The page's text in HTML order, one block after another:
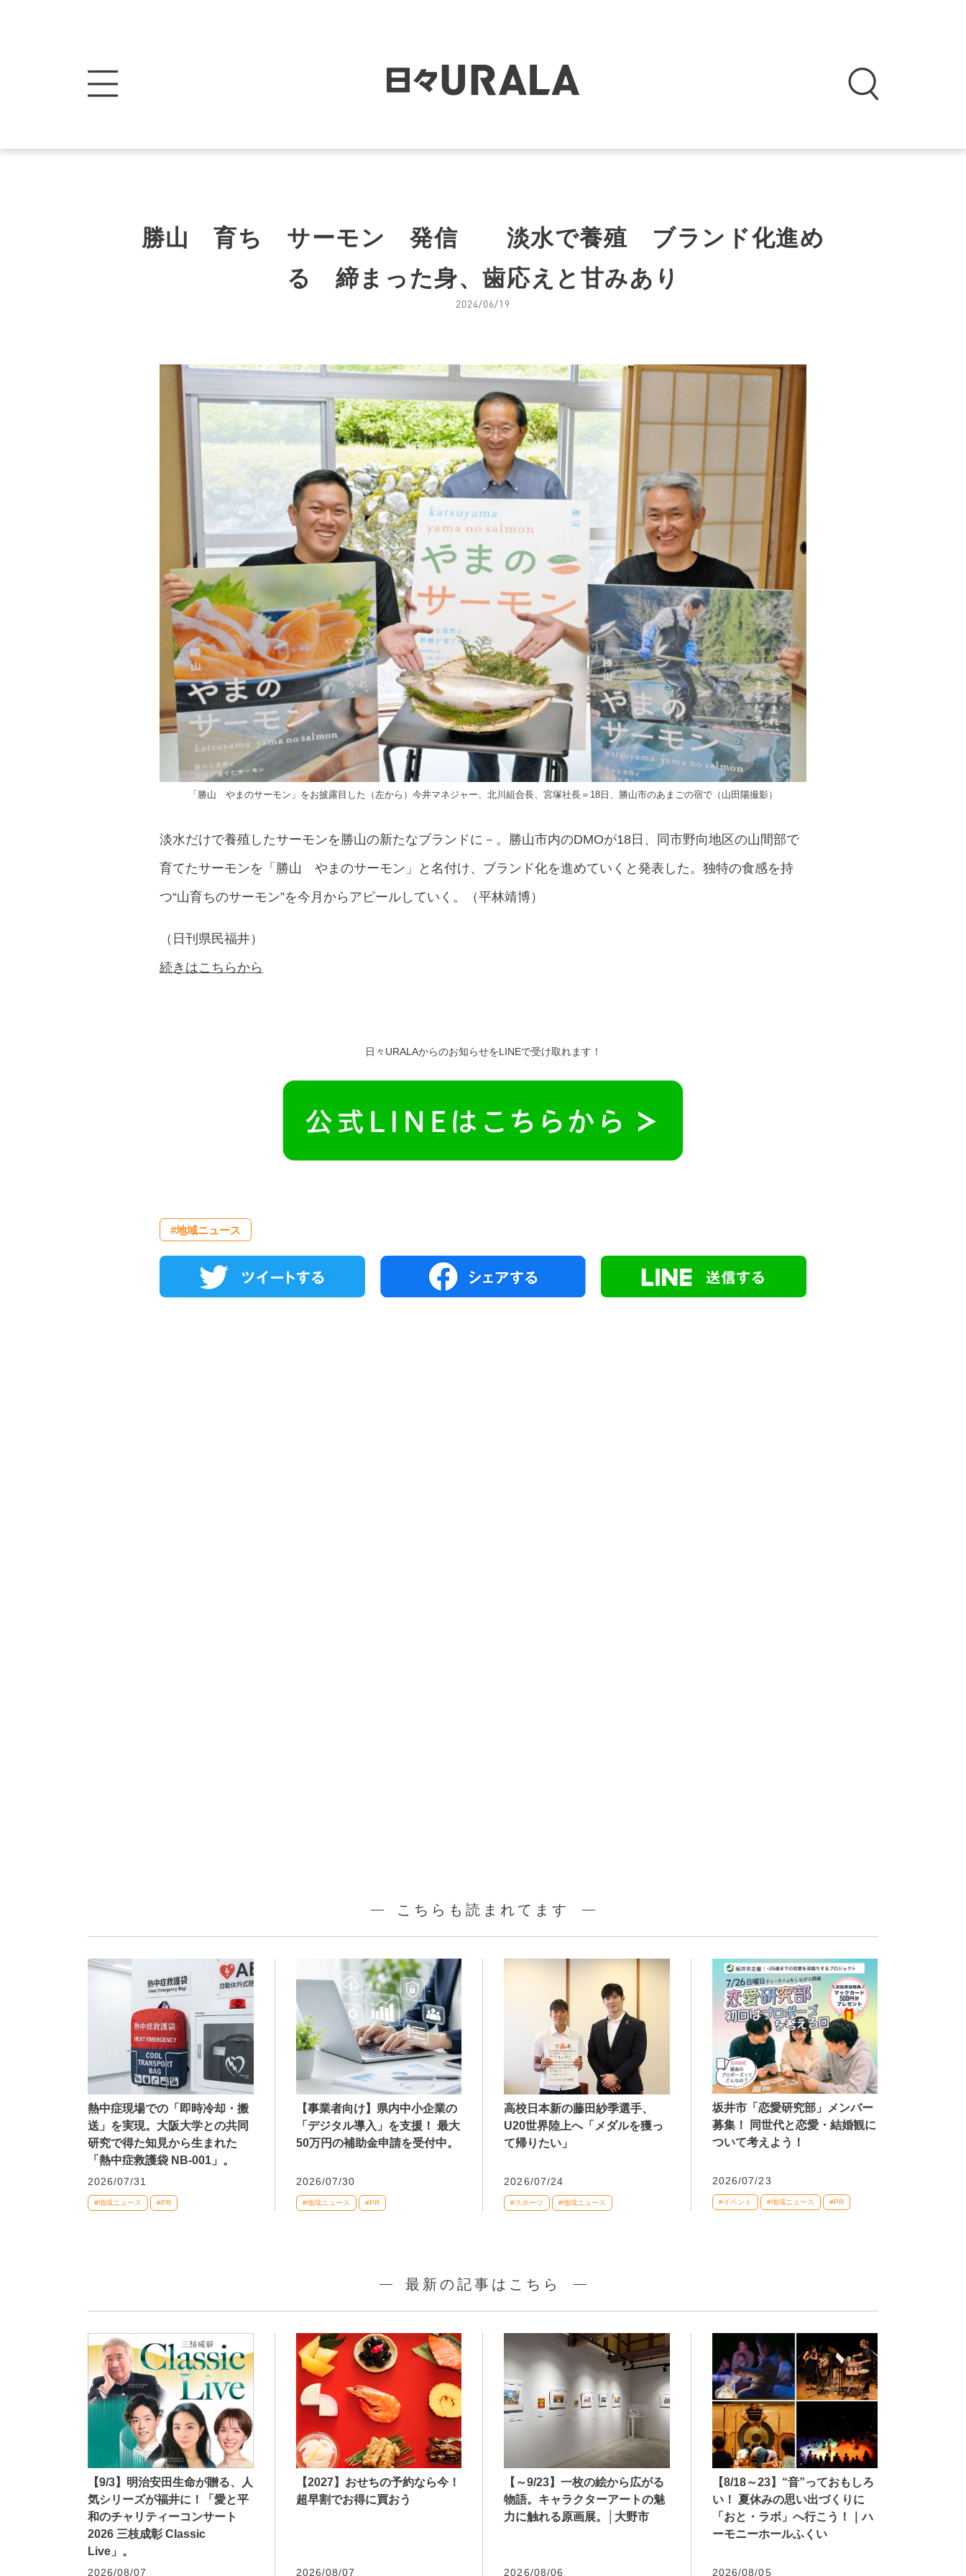
勝山 育ち サーモン 発信 淡水で養殖 ブランド化進め
る 締まった身、歯応えと甘みあり
2024/06/19
「勝山 やまのサーモン」をお披露目した（左から）今井マネジャー、北川組合長、宮塚社長＝18日、勝山市のあまごの宿で（山田陽撮影）
淡水だけで養殖したサーモンを勝山の新たなブランドに－。勝山市内のDMOが18日、同市野向地区の山間部で
育てたサーモンを「勝山 やまのサーモン」と名付け、ブランド化を進めていくと発表した。独特の食感を持
つ“山育ちのサーモン”を今月からアピールしていく。（平林靖博）
（日刊県民福井）
続きはこちらから
日々URALAからのお知らせをLINEで受け取れます！
#地域ニュース
こちらも読まれてます
熱中症現場での「即時冷却・搬
送」を実現。大阪大学との共同
研究で得た知見から生まれた
「熱中症救護袋 NB-001」。
2026/07/31
#地域ニュース #PR
【事業者向け】県内中小企業の
「デジタル導入」を支援！ 最大
50万円の補助金申請を受付中。
2026/07/30
#地域ニュース #PR
高校日本新の藤田紗季選手、
U20世界陸上へ「メダルを獲っ
て帰りたい」
2026/07/24
#スポーツ #地域ニュース
坂井市「恋愛研究部」メンバー
募集！ 同世代と恋愛・結婚観に
ついて考えよう！
2026/07/23
#イベント #地域ニュース #PR
最新の記事はこちら
【9/3】明治安田生命が贈る、人
気シリーズが福井に！「愛と平
和のチャリティーコンサート
2026 三枝成彰 Classic
Live」。
2026/08/07
【2027】おせちの予約なら今！
超早割でお得に買おう
2026/08/07
【～9/23】一枚の絵から広がる
物語。キャラクターアートの魅
力に触れる原画展。│大野市
2026/08/06
【8/18～23】“音”っておもしろ
い！ 夏休みの思い出づくりに
「おと・ラボ」へ行こう！｜ハ
ーモニーホールふくい
2026/08/05